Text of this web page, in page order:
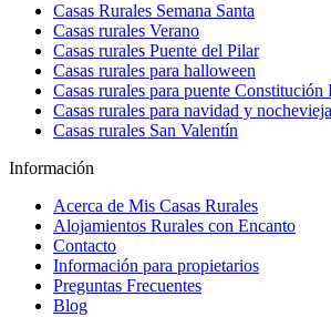
Casas Rurales Semana Santa
Casas rurales Verano
Casas rurales Puente del Pilar
Casas rurales para halloween
Casas rurales para puente Constitución
Casas rurales para navidad y nochevieja
Casas rurales San Valentín
Información
Acerca de Mis Casas Rurales
Alojamientos Rurales con Encanto
Contacto
Información para propietarios
Preguntas Frecuentes
Blog